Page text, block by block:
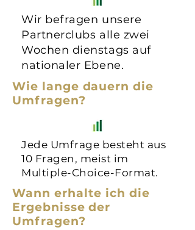
Wir befragen unsere
Partnerclubs alle zwei
Wochen dienstags auf
nationaler Ebene.
Wie lange dauern die
Umfragen?
Jede Umfrage besteht aus
10 Fragen, meist im
Multiple-Choice-Format.
Wann erhalte ich die
Ergebnisse der
Umfragen?